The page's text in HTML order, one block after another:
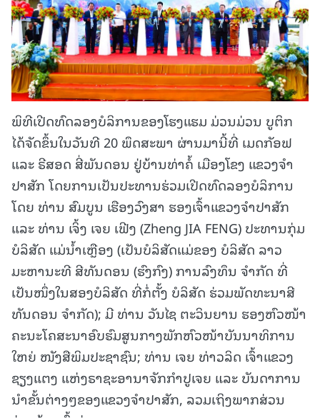
ພິທີເປີດທົດລອງບໍລິການຂອງໂຮງແຮມ ມ່ວນມ່ວນ ບູຕິກ
ໄດ້ຈັດຂຶ້ນໃນວັນທີ 20 ພຶດສະພາ ຜ່ານມານີ້ທີ່ ເມດກັອຟ
ແລະ ຣີສອດ ສີ່ພັນດອນ ຢູ່ບ້ານທ່າຄໍ້ ເມືອງໂຂງ ແຂວງຈໍາ
ປາສັກ ໂດຍການເປັນປະທານຮ່ວມເປີດທົດລອງບໍລິການ
ໂດຍ ທ່ານ ສົມບູນ ເຮືອງວົງສາ ຮອງເຈົ້າແຂວງຈໍາປາສັກ
ແລະ ທ່ານ ເຈິ້ງ ເຈຍ ເຟີງ (Zheng JIA FENG) ປະທານກຸ່ມ
ບໍລິສັດ ແມ່ນໍ້າເຫຼືອງ (ເປັນບໍລິສັດແມ່ຂອງ ບໍລິສັດ ລາວ
ມະຫານະທີ ສີທັນດອນ (ຮົງກົງ) ການລົງທຶນ ຈໍາກັດ ທີ່
ເປັນໜຶ່ງໃນສອງບໍລິສັດ ທີ່ກໍ່ຕັ້ງ ບໍລິສັດ ຮ່ວມພັດທະນາສີ
ທັນດອນ ຈໍາກັດ); ມີ ທ່ານ ວັນໄຊ ຕະວິນຍານ ຮອງຫົວໜ້າ
ຄະນະໂຄສະນາອົບຮົມສູນກາງພັກຫົວໜ້າບັນນາທິການ
ໃຫຍ່ ໜັງສືພິມປະຊາຊົນ; ທ່ານ ເຈຍ ທ່າວລິດ ເຈົ້າແຂວງ
ຊຽງແຕງ ແຫ່ງຣາຊະອານາຈັກກຳປູເຈຍ ແລະ ບັນດາການ
ນໍາຂັ້ນຕ່າງໆຂອງແຂວງຈໍາປາສັກ, ລວມເຖິງພາກສ່ວນ